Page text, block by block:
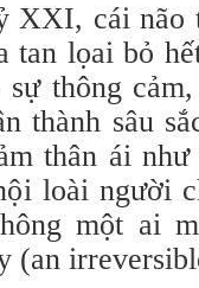
XXI, cái não
tan lọai bỏ
thông
thành sâu
thân ái
loài người
một ai
(an